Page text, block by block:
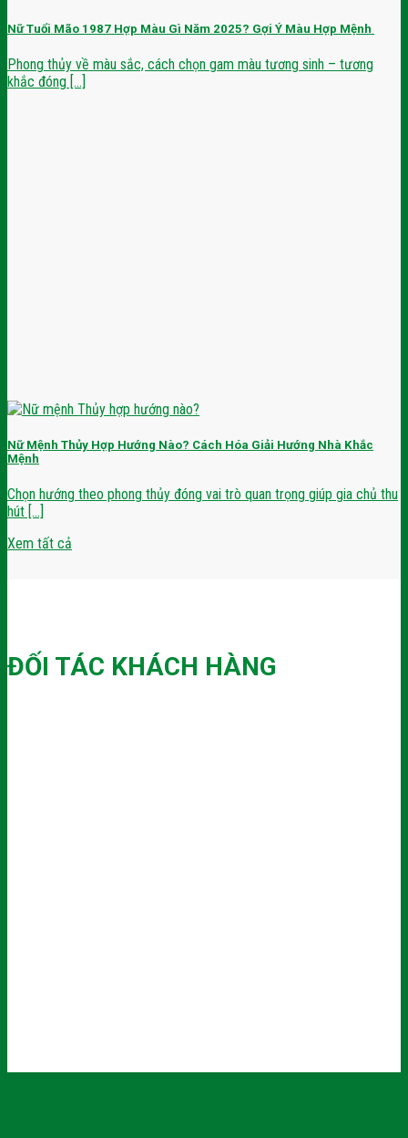
Nữ Tuổi Mão 1987 Hợp Màu Gì Năm 2025? Gợi Ý Màu Hợp Mệnh
Phong thủy về màu sắc, cách chọn gam màu tương sinh – tương
khắc đóng [...]
Nữ Mệnh Thủy Hợp Hướng Nào? Cách Hóa Giải Hướng Nhà Khắc
Mệnh
Chọn hướng theo phong thủy đóng vai trò quan trọng giúp gia chủ thu
hút [...]
Xem tất cả
ĐỐI TÁC KHÁCH HÀNG